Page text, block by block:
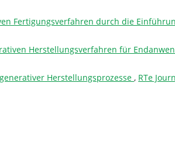
Fertigungsverfahren durch die
Herstellungsverfahren für
Herstellungsprozesse, RTe